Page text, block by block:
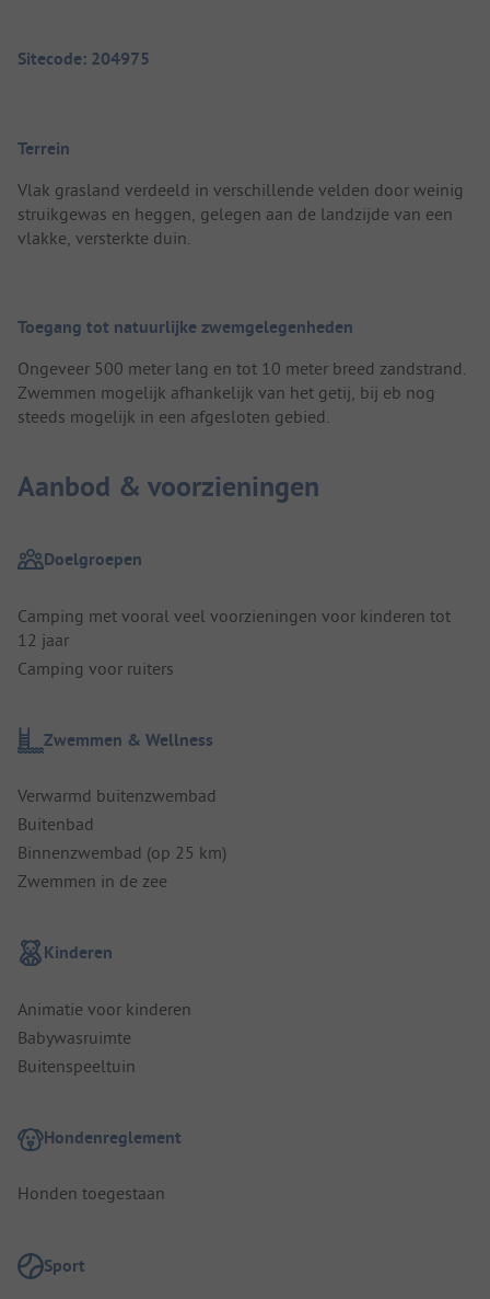
Sitecode: 204975
Terrein
Vlak grasland verdeeld in verschillende velden door weinig
struikgewas en heggen, gelegen aan de landzijde van een
vlakke, versterkte duin.
Toegang tot natuurlijke zwemgelegenheden
Ongeveer 500 meter lang en tot 10 meter breed zandstrand.
Zwemmen mogelijk afhankelijk van het getij, bij eb nog
steeds mogelijk in een afgesloten gebied.
Aanbod & voorzieningen
Doelgroepen
Camping met vooral veel voorzieningen voor kinderen tot
12 jaar
Camping voor ruiters
Zwemmen & Wellness
Verwarmd buitenzwembad
Buitenbad
Binnenzwembad (op 25 km)
Zwemmen in de zee
Kinderen
Animatie voor kinderen
Babywasruimte
Buitenspeeltuin
Hondenreglement
Honden toegestaan
Sport